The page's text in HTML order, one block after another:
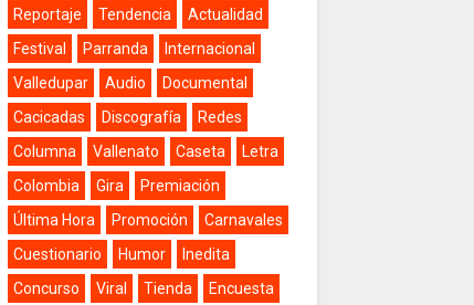
Reportaje
Tendencia
Actualidad
Festival
Parranda
Internacional
Valledupar
Audio
Documental
Cacicadas
Discografía
Redes
Columna
Vallenato Caseta
Letra
Colombia
Gira
Premiación
Última Hora
Promoción
Carnavales
Cuestionario
Humor
Inedita
Concurso
Viral Tienda
Encuesta